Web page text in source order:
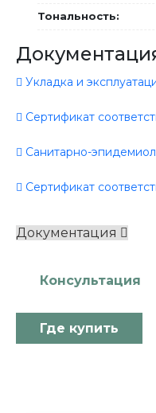
Тональность:
Укладка и
Сертификат
Санитарно-
Сертификат
Документация
Консультация
Где купить